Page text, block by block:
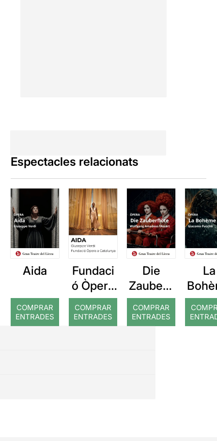
Espectacles relacionats
Aida
COMPRAR
ENTRADES
Fundaci
ó Òpera
a
Cataluny
a: Aida
COMPRAR
ENTRADES
Die
Zauberfl
öte (La
flauta
màgica)
COMPRAR
ENTRADES
La